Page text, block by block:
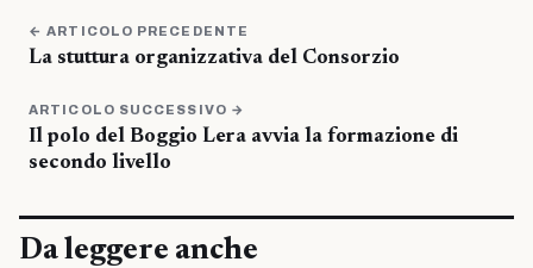
← ARTICOLO PRECEDENTE
La stuttura organizzativa del Consorzio
ARTICOLO SUCCESSIVO →
Il polo del Boggio Lera avvia la formazione di
secondo livello
Da leggere anche